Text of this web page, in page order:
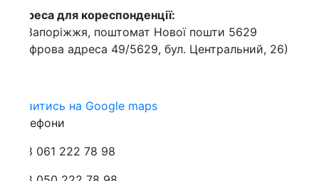
для кореспонденції:
поштомат Нової пошти 5629
адреса 49/5629, бул. Центральний, 26)
на Google maps
061 222 78 98